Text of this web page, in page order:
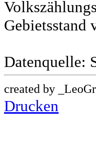
Gebietsstand
Datenquelle:
created by
Drucken